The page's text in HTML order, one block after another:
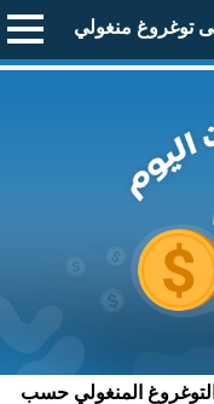
توغروغ منغولي
التوغروغ المنغولي حسب